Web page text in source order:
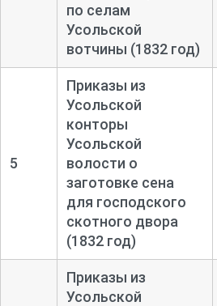
по селам
Усольской
вотчины (1832 год)
5
Приказы из
Усольской
конторы
Усольской
волости о
заготовке сена
для господского
скотного двора
(1832 год)
Приказы из
Усольской